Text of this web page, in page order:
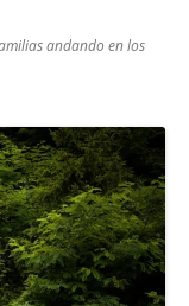
andando en los